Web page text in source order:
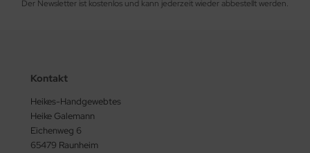
Der Newsletter ist kostenlos und kann jederzeit wieder abbestellt werden.
Kontakt
Heikes-Handgewebtes
Heike Galemann
Eichenweg 6
65479 Raunheim